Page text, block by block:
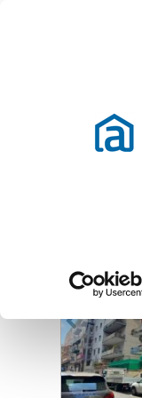
Case e
Affitto